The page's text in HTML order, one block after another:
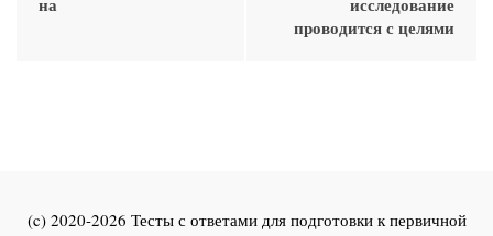
проводится с целями
(c) 2020-2026 Тесты с ответами для подготовки к первичной